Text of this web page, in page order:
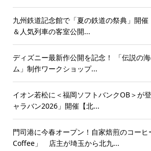
九州鉄道記念館で「夏の鉄道の祭典」開
＆人気列車の客室公開...
ディズニー最新作公開を記念！ 「伝説の
ム」制作ワークショップ...
イオン若松に＜福岡ソフトバンクOB＞が
ャラバン2026」開催【北...
門司港に今春オープン！自家焙煎のコーヒ
Coffee」 店主が埼玉から北九...